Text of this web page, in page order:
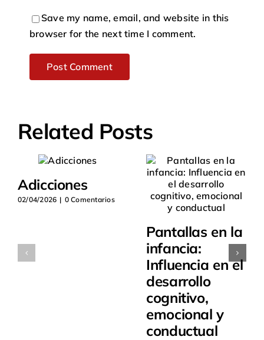
Save my name, email, and website in this
browser for the next time I comment.
Related Posts
Adicciones
02/04/2026 | 0 Comentarios
Pantallas en la
infancia:
Influencia en el
desarrollo
cognitivo,
emocional y
conductual